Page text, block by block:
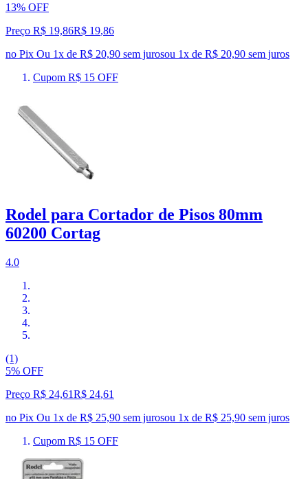
13% OFF
Preço R$ 19,86R$ 19,86
no Pix Ou 1x de R$ 20,90 sem jurosou 1x de R$ 20,90 sem juros
Cupom R$ 15 OFF
Rodel para Cortador de Pisos 80mm
60200 Cortag
4.0
(1)
5% OFF
Preço R$ 24,61R$ 24,61
no Pix Ou 1x de R$ 25,90 sem jurosou 1x de R$ 25,90 sem juros
Cupom R$ 15 OFF